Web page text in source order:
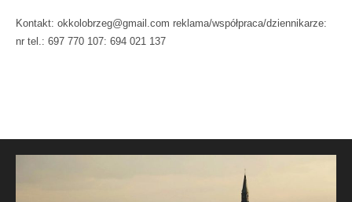
Kontakt: okkolobrzeg@gmail.com reklama/współpraca/dziennikarze:
nr tel.: 697 770 107: 694 021 137